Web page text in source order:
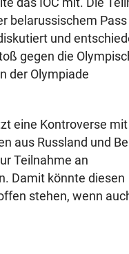
belarussischem Pass
und
gegen die
der Olympiade
eine Kontroverse
aus Russland und
Teilnahme an
Damit könnte diesen
stehen, wenn